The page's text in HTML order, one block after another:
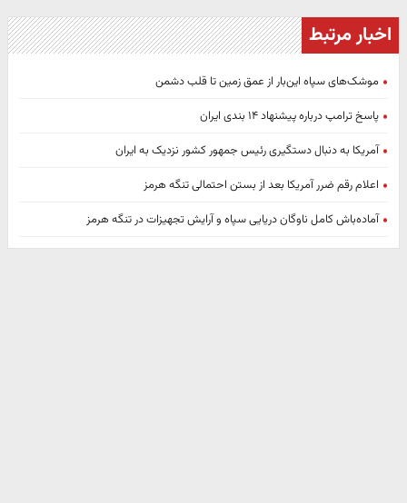
اخبار مرتبط
موشک‌های سپاه این‌بار از عمق زمین تا قلب دشمن
پاسخ ترامپ درباره پیشنهاد ۱۴ بندی ایران
آمریکا به دنبال دستگیری رئیس جمهور کشور نزدیک به ایران
اعلام رقم ضرر آمریکا بعد از بستن احتمالی تنگه هرمز
آماده‌باش کامل ناوگان دریایی سپاه و آرایش تجهیزات در تنگه هرمز